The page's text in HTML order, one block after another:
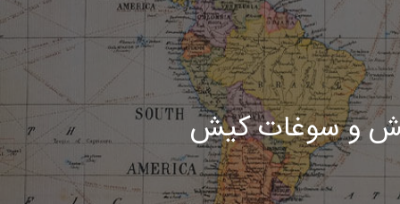
و سوغات کیش